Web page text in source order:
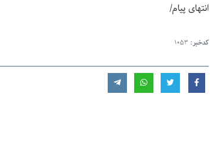
انتهای پیام/
کدخبر: 1053